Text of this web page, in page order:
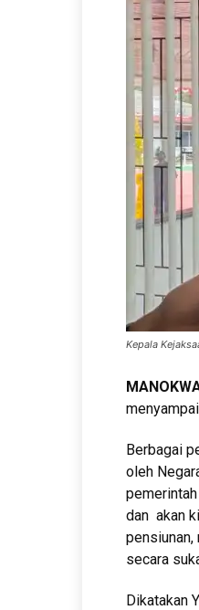
Kepala
Berbagai
oleh
dan akan
pensiunan,
secara
Dikatakan